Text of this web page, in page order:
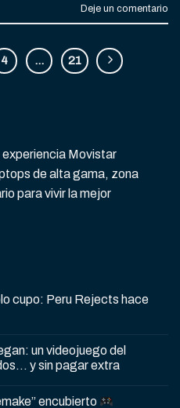
Deje un comentario
4 … 21
Movistar
de alta gama, zona
para vivir la mejor
cupo: Peru Rejects hace
un videojuego del
y sin pagar extra
encubierto